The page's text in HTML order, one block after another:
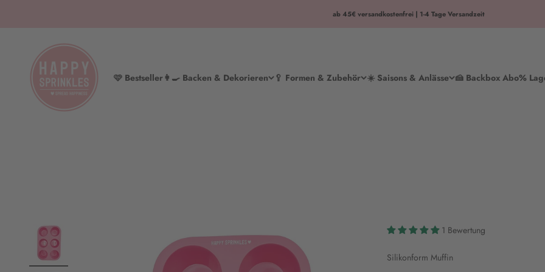
ab 45€ versandkostenfrei | 1-4 Tage Versandzeit
🩷 Bestseller👩‍🍳 Backen & Dekorieren 🥄 Formen & Zubehör ☀️ Saisons & Anlässe 🍰 Backbox Abo%
HAPPY SPRINKLES | D2C
1 Bewertung
Silikonform Muffin